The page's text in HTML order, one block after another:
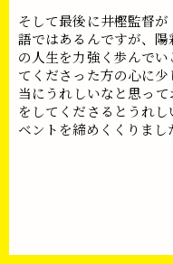
そして最後に井樫監督
語ではあるんですが、
の人生を力強く歩んで
てくださった方の心に
当にうれしいなと思っ
をしてくださるとうれ
ベントを締めくくりまし